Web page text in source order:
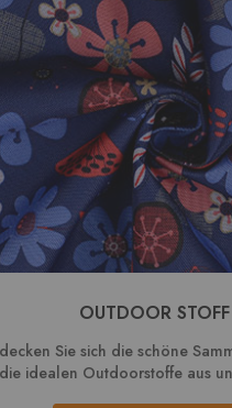
OUTDOOR
Sie sich die schöne
idealen Outdoorstoffe aus